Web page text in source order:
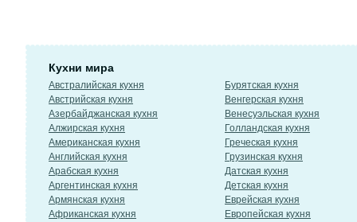
Кухни мира
Австралийская кухня
Австрийская кухня
Азербайджанская кухня
Алжирская кухня
Американская кухня
Английская кухня
Арабская кухня
Аргентинская кухня
Армянская кухня
Африканская кухня
Бурятская кухня
Венгерская кухня
Венесуэльская кухня
Голландская кухня
Греческая кухня
Грузинская кухня
Датская кухня
Детская кухня
Еврейская кухня
Европейская кухня